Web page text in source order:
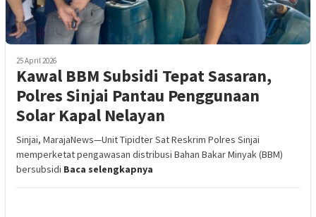
25 April 2026
Kawal BBM Subsidi Tepat Sasaran,
Polres Sinjai Pantau Penggunaan
Solar Kapal Nelayan
Sinjai, MarajaNews—Unit Tipidter Sat Reskrim Polres Sinjai
memperketat pengawasan distribusi Bahan Bakar Minyak (BBM)
bersubsidi Baca selengkapnya